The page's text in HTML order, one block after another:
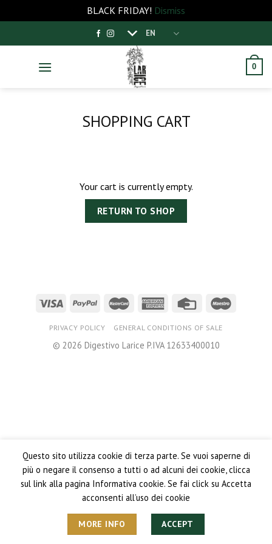
BLACK FRIDAY! Dismiss
to
EN
0
SHOPPING CART
Your cart is currently empty.
RETURN TO SHOP
PRIVACY POLICY GENERAL CONDITIONS OF SALE
© 2026 Digestivo Larice P.IVA 12633400010
Questo sito utilizza cookie di terza parte. Se vuoi saperne di
più o negare il consenso a tutti o ad alcuni dei cookie, clicca
sul link alla pagina Informativa cookie. Se fai click su Accetta
acconsenti all’uso dei cookie
MORE INFO ACCEPT